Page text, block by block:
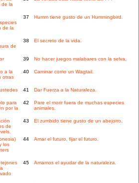
de la
de la
37 Humm tiene gusto de un Hummingbird.
de
38 El secreto de la vida.
39 No hacer juegos malabares con la selva.
a la
otras
40 Caminar como un Wagtail.
41 Dar Fuerza a la Naturaleza.
para
por la
42
Pare el morir fuera de muchas especies
animales.
de
43 El zumbido tiene gusto de un abejorro.
los
44 Amar el futuro, fijar el futuro.
45 Amamos el ayudar de la naturaleza.